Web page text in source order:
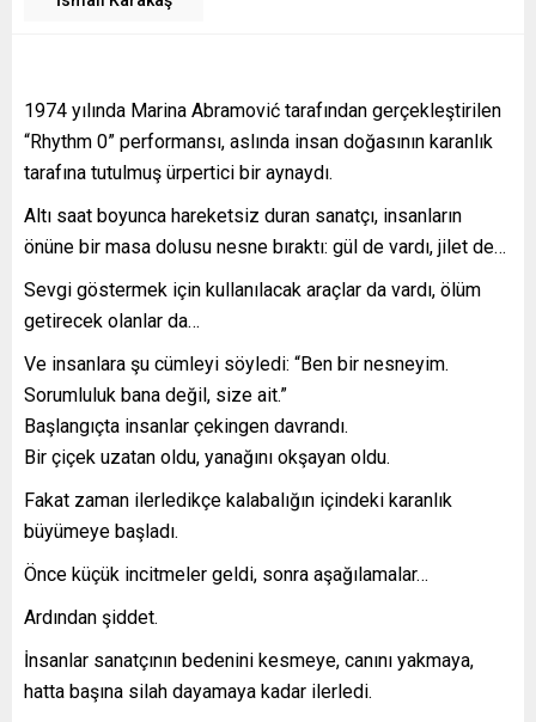
1974 yılında Marina Abramović tarafından gerçekleştirilen
“Rhythm 0” performansı, aslında insan doğasının karanlık
tarafına tutulmuş ürpertici bir aynaydı.
Altı saat boyunca hareketsiz duran sanatçı, insanların
önüne bir masa dolusu nesne bıraktı: gül de vardı, jilet de…
Sevgi göstermek için kullanılacak araçlar da vardı, ölüm
getirecek olanlar da…
Ve insanlara şu cümleyi söyledi: “Ben bir nesneyim.
Sorumluluk bana değil, size ait.”
Başlangıçta insanlar çekingen davrandı.
Bir çiçek uzatan oldu, yanağını okşayan oldu.
Fakat zaman ilerledikçe kalabalığın içindeki karanlık
büyümeye başladı.
Önce küçük incitmeler geldi, sonra aşağılamalar…
Ardından şiddet.
İnsanlar sanatçının bedenini kesmeye, canını yakmaya,
hatta başına silah dayamaya kadar ilerledi.